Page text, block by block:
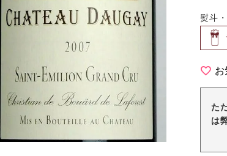
熨斗
お
た
は